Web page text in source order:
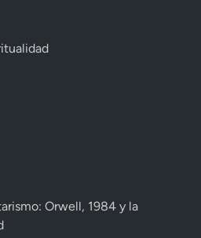
Orwell, 1984 y la